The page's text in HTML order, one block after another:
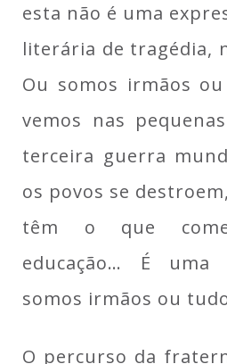
esta não é uma
literária de tragédia,
Ou somos irmãos
vemos nas
terceira guerra
os povos se
têm o que
educação… É uma
somos irmãos ou
O percurso da